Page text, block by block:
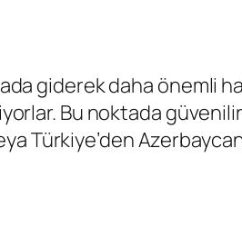
giderek daha önemli
Bu noktada
Türkiye’den